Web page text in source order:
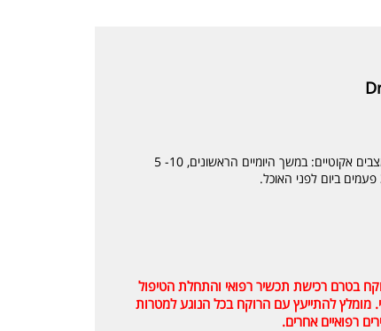
10- 5 טיפות במעט מים 3 פעמים ביום לפני האוכל. במצבים אקוטיים: במשך היומיים הראשונים, 10- 5
בטרם רכישת תכשיר רפואי והתחלת הטיפול
מומלץ להתייעץ עם הרוקח בכל הנוגע למטרות
רפואיים אחרים.